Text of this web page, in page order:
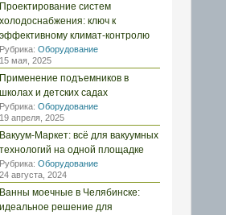
Проектирование систем
холодоснабжения: ключ к
эффективному климат-контролю
Рубрика: Оборудование
15 мая, 2025
Применение подъемников в
школах и детских садах
Рубрика: Оборудование
19 апреля, 2025
Вакуум-Маркет: всё для вакуумных
технологий на одной площадке
Рубрика: Оборудование
24 августа, 2024
Ванны моечные в Челябинске:
идеальное решение для